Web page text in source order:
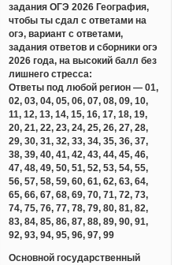
задания ОГЭ 2026 География,
чтобы ты сдал с ответами на
огэ, вариант с ответами,
задания ответов и сборники огэ
2026 года, на высокий балл без
лишнего стресса:
Ответы под любой регион — 01,
02, 03, 04, 05, 06, 07, 08, 09, 10,
11, 12, 13, 14, 15, 16, 17, 18, 19,
20, 21, 22, 23, 24, 25, 26, 27, 28,
29, 30, 31, 32, 33, 34, 35, 36, 37,
38, 39, 40, 41, 42, 43, 44, 45, 46,
47, 48, 49, 50, 51, 52, 53, 54, 55,
56, 57, 58, 59, 60, 61, 62, 63, 64,
65, 66, 67, 68, 69, 70, 71, 72, 73,
74, 75, 76, 77, 78, 79, 80, 81, 82,
83, 84, 85, 86, 87, 88, 89, 90, 91,
92, 93, 94, 95, 96, 97, 99
Основной государственный